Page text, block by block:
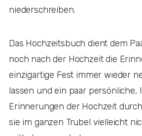
niederschreiben.
Das Hochzeitsbuch dient dem
noch nach der Hochzeit die
einzigartige Fest immer wieder
lassen und ein paar persönliche,
Erinnerungen der Hochzeit
sie im ganzen Trubel vielleicht